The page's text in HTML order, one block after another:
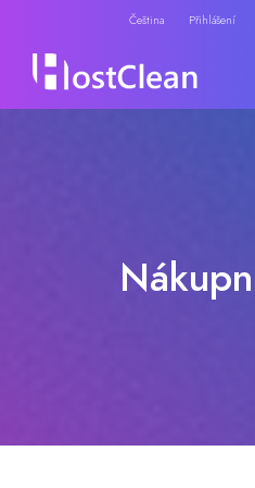
Čeština Přihlášení
Browse All